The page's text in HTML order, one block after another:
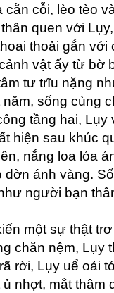
cỗi, lèo tèo
quen với
thoải gắn với
vật ấy từ bờ
tư trĩu nặng
sống cùng
tầng hai, Lụy
hiện sau khúc
nắng loa lóa
dờn ánh vàng.
người bạn
một sự thật
chăn nệm, Lụy
rời, Lụy uể oải
nhợt, mắt thâm